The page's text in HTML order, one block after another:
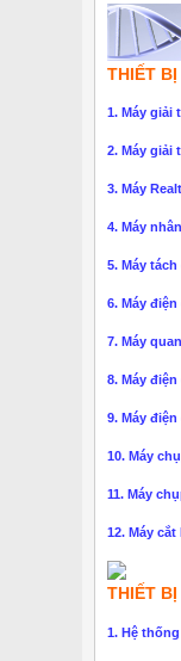
THIẾT
1. Máy giải
2. Máy giải
3. Máy
4. Máy
5. Máy
6. Máy
7. Máy
8. Máy
9. Máy
10. Máy
11. Máy
12. Máy cắt
THIẾT
1. Hệ